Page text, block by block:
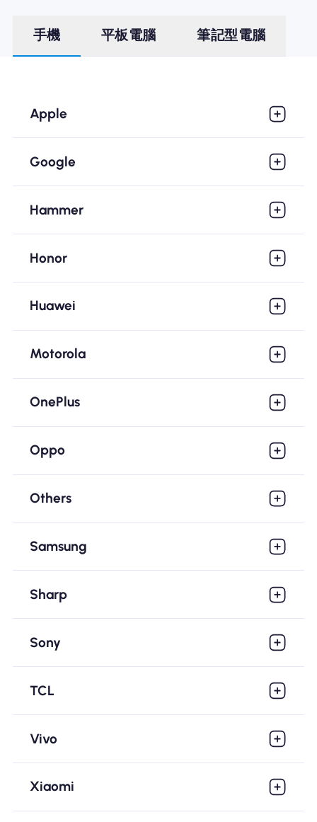
手機 平板電腦 筆記型電腦
Apple
Google
Hammer
Honor
Huawei
Motorola
OnePlus
Oppo
Others
Samsung
Sharp
Sony
TCL
Vivo
Xiaomi